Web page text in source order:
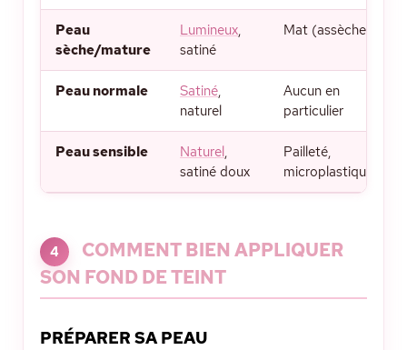
Peau
sèche/mature
Lumineux,
satiné
Mat (assèche)
Peau normale Satiné,
naturel
Aucun en
particulier
Peau sensible Naturel,
satiné doux
Pailleté,
microplastiques
4
COMMENT BIEN APPLIQUER
SON FOND DE TEINT
PRÉPARER SA PEAU